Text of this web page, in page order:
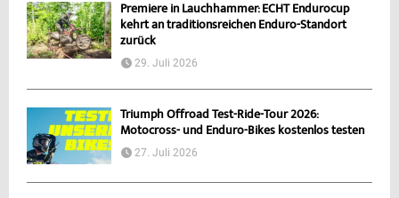
Premiere in Lauchhammer: ECHT Endurocup
kehrt an traditionsreichen Enduro-Standort
zurück
29. Juli 2026
Triumph Offroad Test-Ride-Tour 2026:
Motocross- und Enduro-Bikes kostenlos testen
27. Juli 2026